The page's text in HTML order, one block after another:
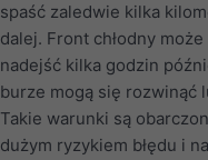
spaść zaledwie kilka
dalej. Front chłodny może
nadejść kilka godzin
burze mogą się rozwinąć
Takie warunki są
dużym ryzykiem błędu i